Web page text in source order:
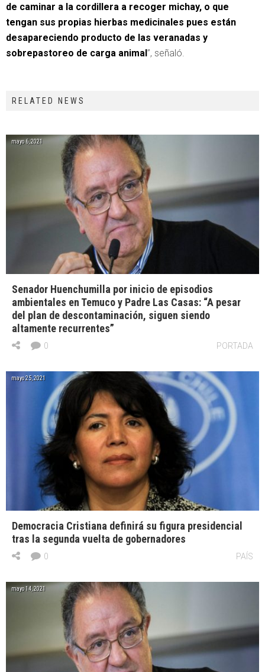
de caminar a la cordillera a recoger michay, o que
tengan sus propias hierbas medicinales pues están
desapareciendo producto de las veranadas y
sobrepastoreo de carga animal”, señaló.
RELATED NEWS
mayo 6, 2021
Senador Huenchumilla por inicio de episodios
ambientales en Temuco y Padre Las Casas: “A pesar
del plan de descontaminación, siguen siendo
altamente recurrentes”
PORTADA
0
mayo 25, 2021
Democracia Cristiana definirá su figura presidencial
tras la segunda vuelta de gobernadores
PAÍS
0
mayo 14, 2021